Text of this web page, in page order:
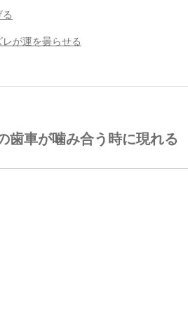
が運を曇らせる
歯車が噛み合う時に現れる